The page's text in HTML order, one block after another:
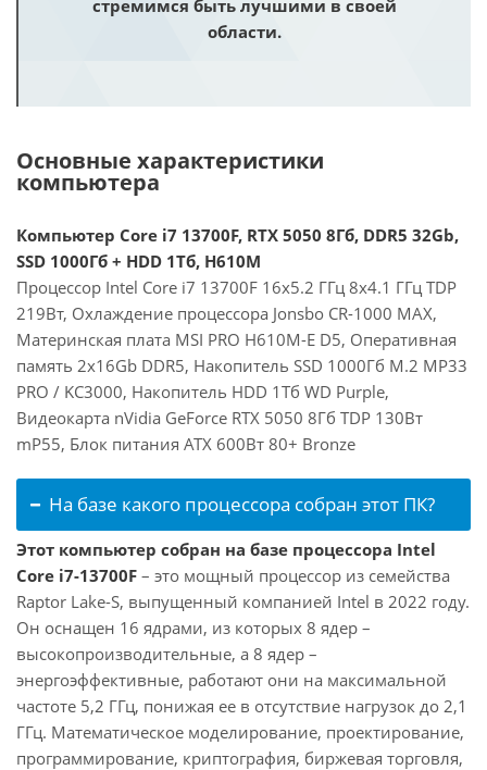
стремимся быть лучшими в своей
области.
Основные характеристики
компьютера
Компьютер Core i7 13700F, RTX 5050 8Гб, DDR5 32Gb,
SSD 1000Гб + HDD 1Тб, H610M
Процессор Intel Core i7 13700F 16x5.2 ГГц 8x4.1 ГГц TDP
219Вт, Охлаждение процессора Jonsbo CR-1000 MAX,
Материнская плата MSI PRO H610M-E D5, Оперативная
память 2x16Gb DDR5, Накопитель SSD 1000Гб M.2 MP33
PRO / KC3000, Накопитель HDD 1Тб WD Purple,
Видеокарта nVidia GeForce RTX 5050 8Гб TDP 130Вт
mP55, Блок питания ATX 600Вт 80+ Bronze
На базе какого процессора собран этот ПК?
Этот компьютер собран на базе процессора Intel
Core i7-13700F – это мощный процессор из семейства
Raptor Lake-S, выпущенный компанией Intel в 2022 году.
Он оснащен 16 ядрами, из которых 8 ядер –
высокопроизводительные, а 8 ядер –
энергоэффективные, работают они на максимальной
частоте 5,2 ГГц, понижая ее в отсутствие нагрузок до 2,1
ГГц. Математическое моделирование, проектирование,
программирование, криптография, биржевая торговля,